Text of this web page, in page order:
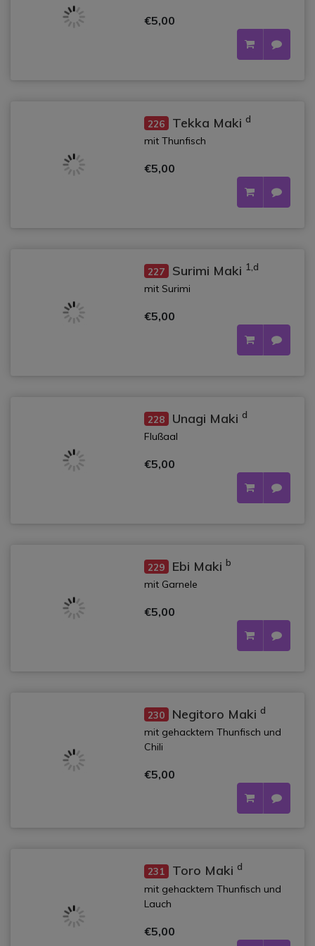
€5,00
226 Tekka Maki d
mit Thunfisch
€5,00
227 Surimi Maki 1,d
mit Surimi
€5,00
228 Unagi Maki d
Flußaal
€5,00
229 Ebi Maki b
mit Garnele
€5,00
230 Negitoro Maki d
mit gehacktem Thunfisch und
Chili
€5,00
231 Toro Maki d
mit gehacktem Thunfisch und
Lauch
€5,00